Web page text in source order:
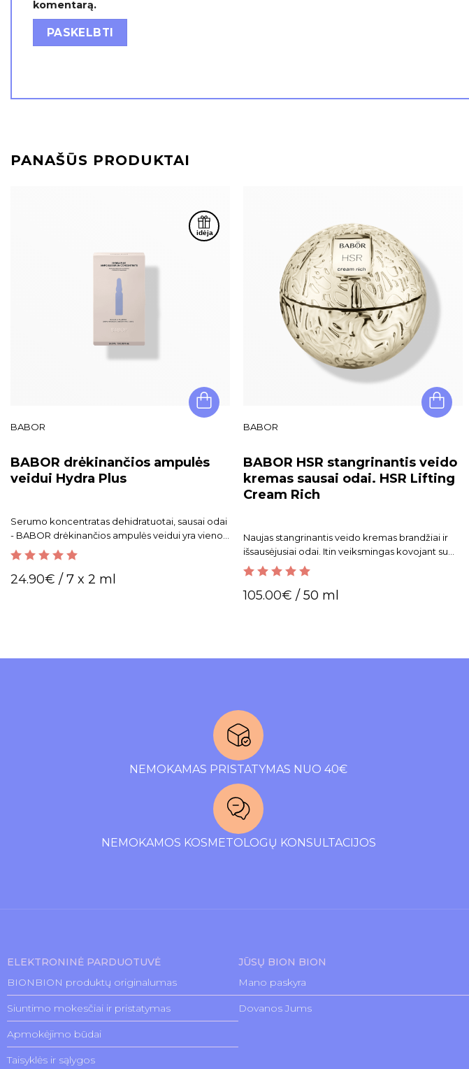
komentarą.
PANAŠŪS PRODUKTAI
BABOR
BABOR drėkinančios ampulės
veidui Hydra Plus
Serumo koncentratas dehidratuotai, sausai odai
- BABOR drėkinančios ampulės veidui yra vienos
out of 5
24.90€ / 7 x 2 ml
BABOR
BABOR HSR stangrinantis veido
kremas sausai odai. HSR Lifting
Cream Rich
Naujas stangrinantis veido kremas brandžiai ir
išsausėjusiai odai. Itin veiksmingas kovojant su
visų tipų raukšlėmis.
out of 5
105.00€ / 50 ml
NEMOKAMAS PRISTATYMAS NUO 40€
NEMOKAMOS KOSMETOLOGŲ KONSULTACIJOS
ELEKTRONINĖ PARDUOTUVĖ
BIONBION produktų originalumas
Siuntimo mokesčiai ir pristatymas
Apmokėjimo būdai
Taisyklės ir sąlygos
JŪSŲ BION BION
Mano paskyra
Dovanos Jums